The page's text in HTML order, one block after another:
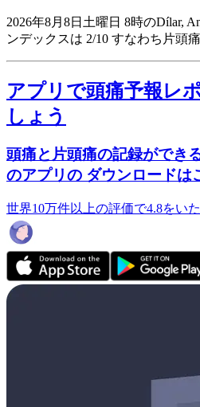
2026年8月8日土曜日 8時のDílar,
ンデックスは 2/10 すなわち片頭
アプリで頭痛予報レ
しょう
頭痛と片頭痛の記録ができ
のアプリの ダウンロードは
世界10万件以上の評価で4.8をい